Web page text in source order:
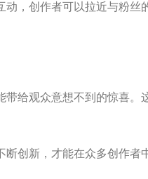
，创作者可以拉近与粉丝
给观众意想不到的惊喜。
创新，才能在众多创作者